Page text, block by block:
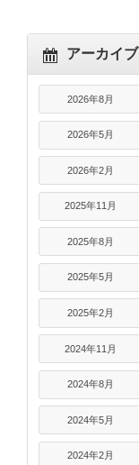
アーカイブ
2026年8月
2026年5月
2026年2月
2025年11月
2025年8月
2025年5月
2025年2月
2024年11月
2024年8月
2024年5月
2024年2月